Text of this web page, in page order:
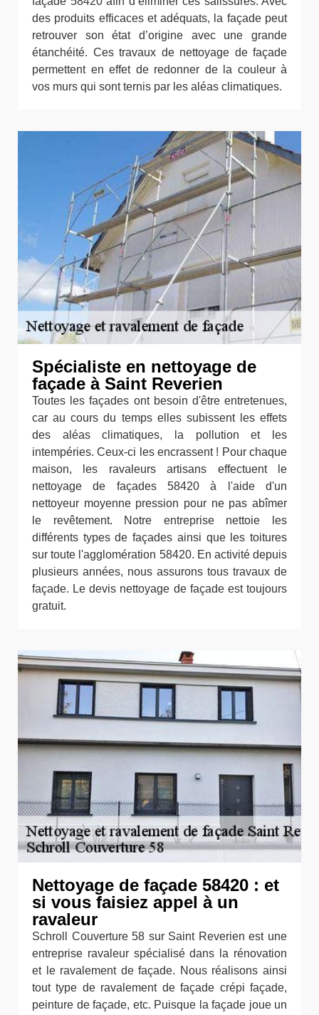
des produits efficaces et adéquats, la façade peut
retrouver son état d’origine avec une grande
étanchéité. Ces travaux de nettoyage de façade
permettent en effet de redonner de la couleur à
vos murs qui sont ternis par les aléas climatiques.
Spécialiste en nettoyage de
façade à Saint Reverien
Toutes les façades ont besoin d'être entretenues,
car au cours du temps elles subissent les effets
des aléas climatiques, la pollution et les
intempéries. Ceux-ci les encrassent ! Pour chaque
maison, les ravaleurs artisans effectuent le
nettoyage de façades 58420 à l'aide d'un
nettoyeur moyenne pression pour ne pas abîmer
le revêtement. Notre entreprise nettoie les
différents types de façades ainsi que les toitures
sur toute l'agglomération 58420. En activité depuis
plusieurs années, nous assurons tous travaux de
façade. Le devis nettoyage de façade est toujours
gratuit.
Nettoyage de façade 58420 : et
si vous faisiez appel à un
ravaleur
Schroll Couverture 58 sur Saint Reverien est une
entreprise ravaleur spécialisé dans la rénovation
et le ravalement de façade. Nous réalisons ainsi
tout type de ravalement de façade crépi façade,
peinture de façade, etc. Puisque la façade joue un